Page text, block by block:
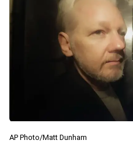
AP Photo/Matt Dunham